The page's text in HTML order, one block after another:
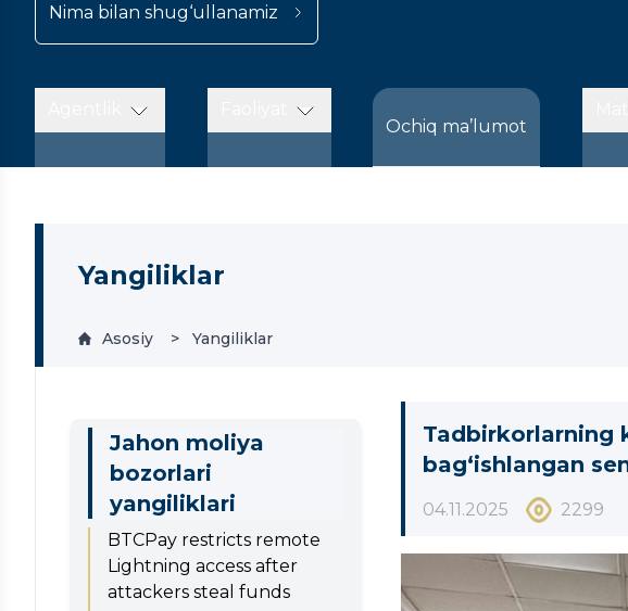
Nima bilan shug‘ullanamiz
Ochiq ma’lumot
Yangiliklar
Asosiy Yangiliklar
Jahon moliya
bozorlari
yangiliklari
BTCPay restricts remote
Lightning access after
attackers steal funds
Tadbirkorlarning
bag‘ishlangan
04.11.2025 2299